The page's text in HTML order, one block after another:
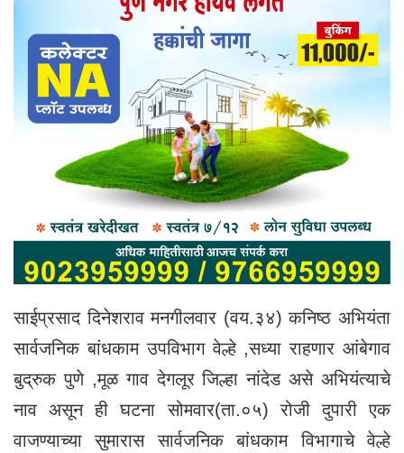
साईप्रसाद दिनेशराव मनगीलवार (वय.३४) कनिष्ठ अभियंता
सार्वजनिक बांधकाम उपविभाग वेल्हे ,सध्या राहणार आंबेगाव
बुद्रुक पुणे ,मूळ गाव देगलूर जिल्हा नांदेड असे अभियंत्याचे
नाव असून ही घटना सोमवार(ता.०५) रोजी दुपारी एक
वाजण्याच्या सुमारास सार्वजनिक बांधकाम विभागाचे वेल्हे